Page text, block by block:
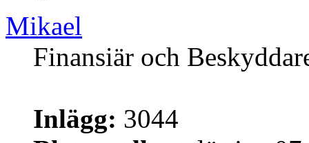
Mikael
Finansiär och
Inlägg: 3044